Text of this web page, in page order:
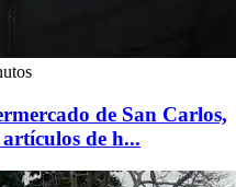
de San Carlos,
de h...